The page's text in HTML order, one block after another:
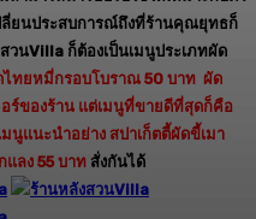
ลี่ยนประสบการณ์ถึงที่ร้านคุณยุทธก็
วนVilla ก็ต้องเป็นเมนูประเภทผัด
ไทยหมี่กรอบโบราณ 50 บาท ผัด
อร์ของร้าน แต่เมนูที่ขายดีที่สุดก็คือ
นูแนะนำอย่าง สปาเก็ตตี้ผัดขี้เมา
ลง 55 บาท สั่งกันได้